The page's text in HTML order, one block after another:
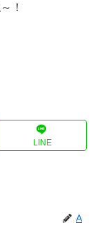
！
LINE
A